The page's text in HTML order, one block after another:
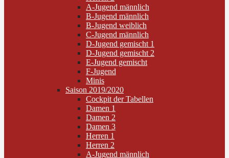
A-Jugend männlich
B-Jugend männlich
B-Jugend weiblich
C-Jugend männlich
D-Jugend gemischt 1
D-Jugend gemischt 2
E-Jugend gemischt
F-Jugend
Minis
Saison 2019/2020
Cockpit der Tabellen
Damen 1
Damen 2
Damen 3
Herren 1
Herren 2
A-Jugend männlich